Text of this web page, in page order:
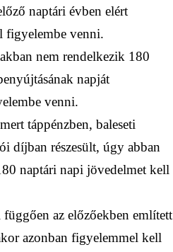
naptári évben elért
figyelembe venni.
nem rendelkezik 180
napját
venni.
táppénzben, baleseti
díjban részesült, úgy abban
naptári napi jövedelmet kell
függően az előzőekben említett
azonban figyelemmel kell